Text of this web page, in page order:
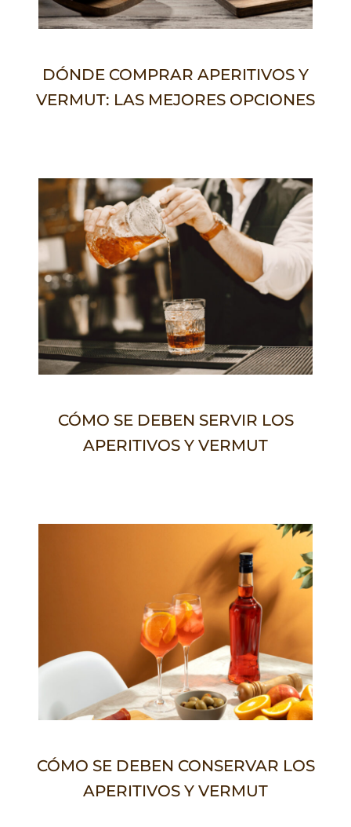
DÓNDE COMPRAR APERITIVOS Y
VERMUT: LAS MEJORES OPCIONES
CÓMO SE DEBEN SERVIR LOS
APERITIVOS Y VERMUT
CÓMO SE DEBEN CONSERVAR LOS
APERITIVOS Y VERMUT